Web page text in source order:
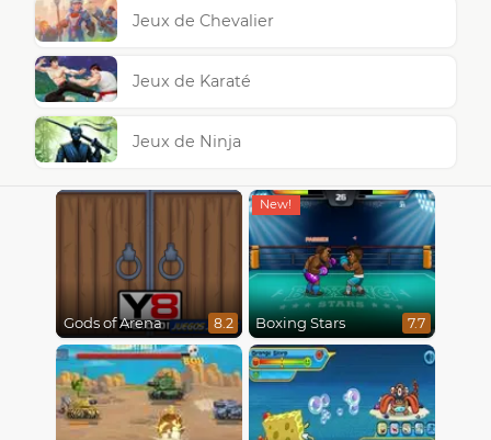
Jeux de Chevalier
Jeux de Karaté
Jeux de Ninja
Gods of Arena 8.2 Boxing Stars 7.7